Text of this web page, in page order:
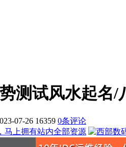
测试风水起名
07-26 16359 0条评论